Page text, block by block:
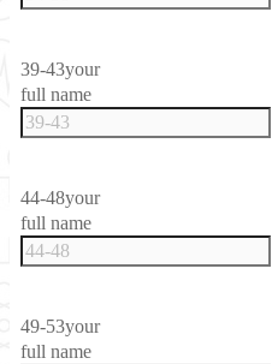
39-43your
full name
44-48your
full name
49-53your
full name